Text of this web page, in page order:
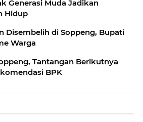
Generasi Muda Jadikan
Hidup
Disembelih di Soppeng, Bupati
Warga
Tantangan Berikutnya
BPK